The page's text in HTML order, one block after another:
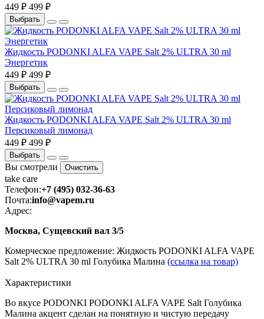
449 ₽ 499 ₽
Выбрать
Жидкость PODONKI ALFA VAPE Salt 2% ULTRA 30 ml
Энергетик
449 ₽ 499 ₽
Выбрать
Жидкость PODONKI ALFA VAPE Salt 2% ULTRA 30 ml
Персиковый лимонад
449 ₽ 499 ₽
Выбрать
Вы смотрели Очистить
take care
Телефон:+7 (495) 032-36-63
Почта:info@vapem.ru
Адрес:
Москва, Сущевский вал 3/5
Комерческое предложение: Жидкость PODONKI ALFA VAPE
Salt 2% ULTRA 30 ml Голубика Малина (ссылка на товар)
Характеристики
Во вкусе PODONKI PODONKI ALFA VAPE Salt Голубика
Малина акцент сделан на понятную и чистую передачу